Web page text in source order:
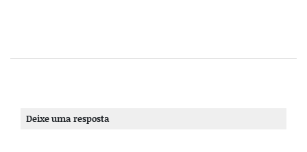
Deixe uma resposta